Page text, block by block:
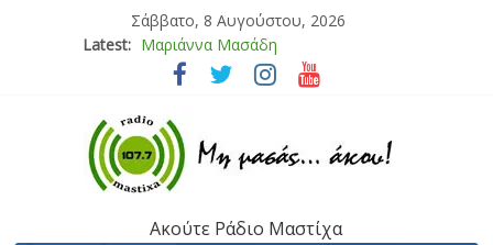
Σάββατο, 8 Αυγούστου, 2026
Latest: Μαριάννα Μασάδη
Τάνια Μπρεάζου
Μάνος Τρυπιάς & Γιώργος Στρατάκης
Ιορδάνης Αγαπητός
Ακούτε Ράδιο Μαστίχα